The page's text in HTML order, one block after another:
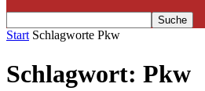
Start Schlagworte Pkw
Schlagwort: Pkw